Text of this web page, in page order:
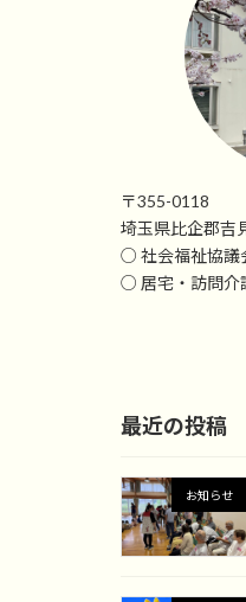
〒355-0118
埼玉県比企郡吉
○ 社会福祉協議
○ 居宅・訪問介
最近の投稿
お知らせ